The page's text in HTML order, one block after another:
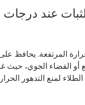
عند درجات
المرتفعة. يحافظ
الفضاء الجوي، حيث